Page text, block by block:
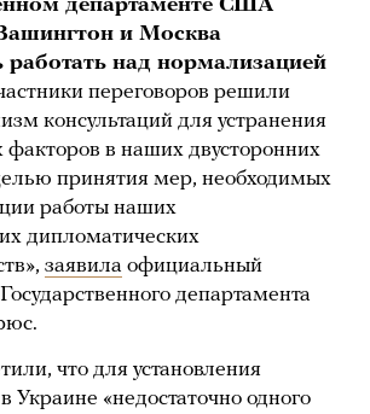
департаменте США
и Москва
работать над нормализацией
переговоров решили
консультаций для устранения
в наших двусторонних
принятия мер, необходимых
работы наших
дипломатических
заявила официальный
департамента
что для установления
Украине «недостаточно одного